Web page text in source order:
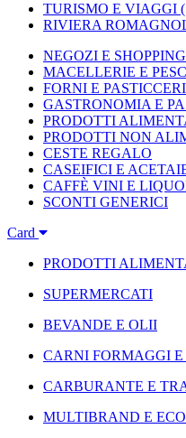
TURISMO E VIAGGI
RIVIERA
NEGOZI E SHOPPING
MACELLERIE E
FORNI E
GASTRONOMIA E
PRODOTTI
PRODOTTI NON
CESTE REGALO
CASEIFICI E
CAFFÈ VINI E
SCONTI GENERICI
Card
PRODOTTI
SUPERMERCATI
BEVANDE E OLII
CARNI FORMAGGI
CARBURANTE E
MULTIBRAND E